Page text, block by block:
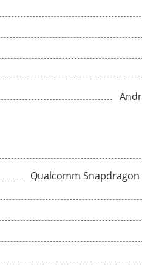
Qualcomm Snapdragon